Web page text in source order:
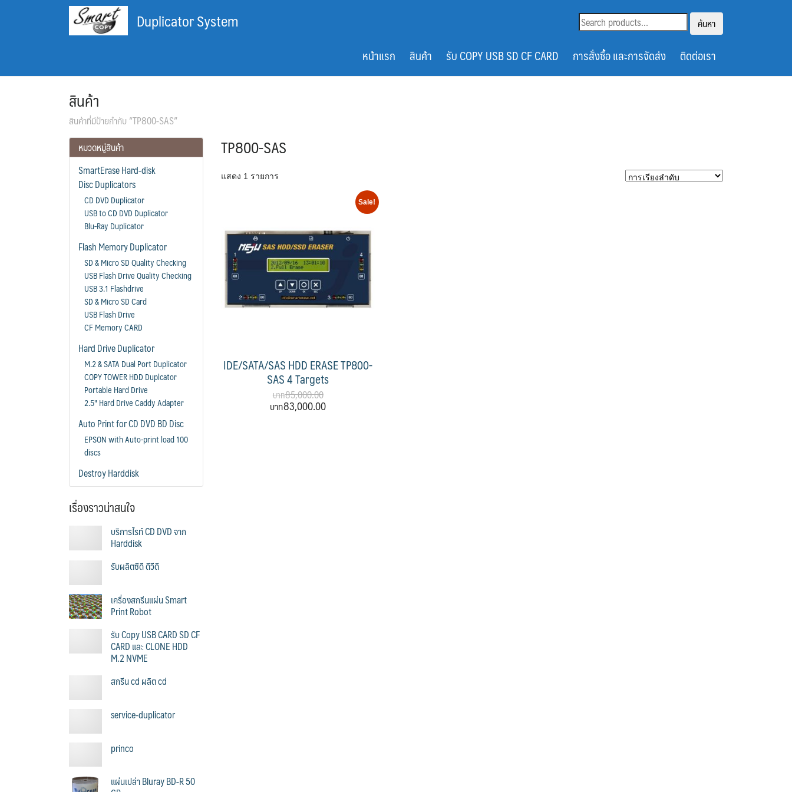
Duplicator System ค้นหา: ค้นหา
หน้าแรก สินค้า รับ COPY USB SD CF CARD การสั่งซื้อ และการจัดส่ง ติดต่อเรา
สินค้า
สินค้าที่มีป้ายกำกับ “TP800-SAS”
TP800-SAS
แสดง 1 รายการ
Sale!
IDE/SATA/SAS HDD ERASE TP800-
SAS 4 Targets
85,000.00
83,000.00
หมวดหมู่สินค้า
SmartErase Hard-disk
Disc Duplicators
CD DVD Duplicator
USB to CD DVD Duplicator
Blu-Ray Duplicator
Flash Memory Duplicator
SD & Micro SD Quality Checking
USB Flash Drive Quality Checking
USB 3.1 Flashdrive
SD & Micro SD Card
USB Flash Drive
CF Memory CARD
Hard Drive Duplicator
M.2 & SATA Dual Port Duplicator
COPY TOWER HDD Duplcator
Portable Hard Drive
2.5" Hard Drive Caddy Adapter
Auto Print for CD DVD BD Disc
EPSON with Auto-print load 100
discs
Destroy Harddisk
เรื่องราวน่าสนใจ
บริการไรท์ CD DVD จาก
Harddisk
รับผลิตซีดี ดีวีดี
เครื่องสกรีนแผ่น Smart
Print Robot
รับ Copy USB CARD SD CF
CARD และ CLONE HDD
M.2 NVME
สกรีน cd ผลิต cd
service-duplicator
princo
แผ่นเปล่า Bluray BD-R 50